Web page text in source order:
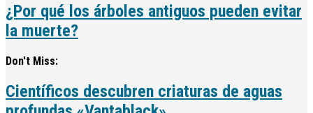
¿Por qué los árboles antiguos pueden evitar
la muerte?
Don't Miss:
Científicos descubren criaturas de aguas